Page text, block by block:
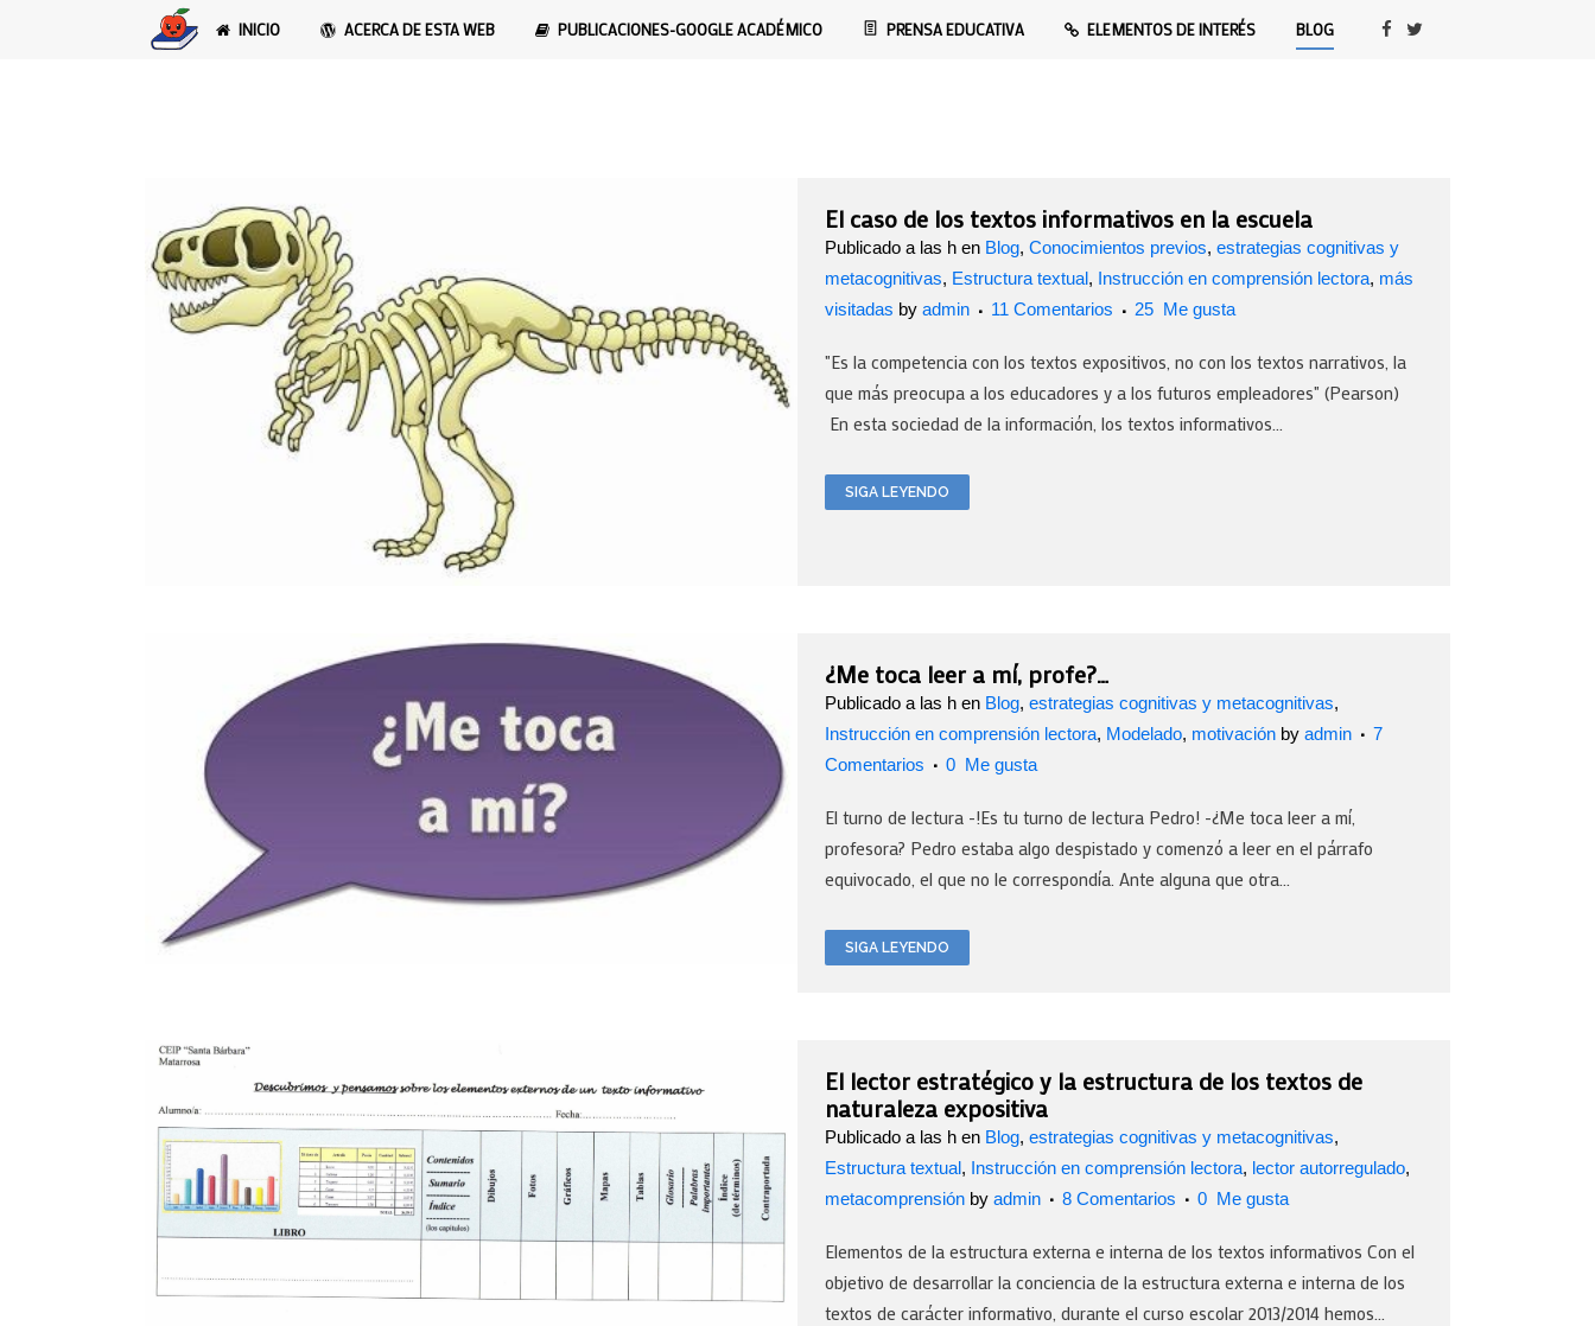
INICIO ACERCA DE ESTA WEB PUBLICACIONES-GOOGLE ACADÉMICO PRENSA EDUCATIVA ELEMENTOS DE INTERÉS BLOG
El caso de los textos informativos en la escuela
Publicado a las h en Blog, Conocimientos previos, estrategias cognitivas y
metacognitivas, Estructura textual, Instrucción en comprensión lectora, más
visitadas by admin 11 Comentarios 25 Me gusta
"Es la competencia con los textos expositivos, no con los textos narrativos, la
que más preocupa a los educadores y a los futuros empleadores" (Pearson)
En esta sociedad de la información, los textos informativos...
SIGA LEYENDO
¿Me toca leer a mí, profe?…
Publicado a las h en Blog, estrategias cognitivas y metacognitivas,
Instrucción en comprensión lectora, Modelado, motivación by admin
7
Comentarios
0 Me gusta
El turno de lectura -!Es tu turno de lectura Pedro! -¿Me toca leer a mí,
profesora? Pedro estaba algo despistado y comenzó a leer en el párrafo
equivocado, el que no le correspondía. Ante alguna que otra...
SIGA LEYENDO
El lector estratégico y la estructura de los textos de
naturaleza expositiva
Publicado a las h en Blog, estrategias cognitivas y metacognitivas,
Estructura textual, Instrucción en comprensión lectora, lector autorregulado,
metacomprensión by admin 8 Comentarios 0 Me gusta
Elementos de la estructura externa e interna de los textos informativos Con el
objetivo de desarrollar la conciencia de la estructura externa e interna de los
textos de carácter informativo, durante el curso escolar 2013/2014 hemos...